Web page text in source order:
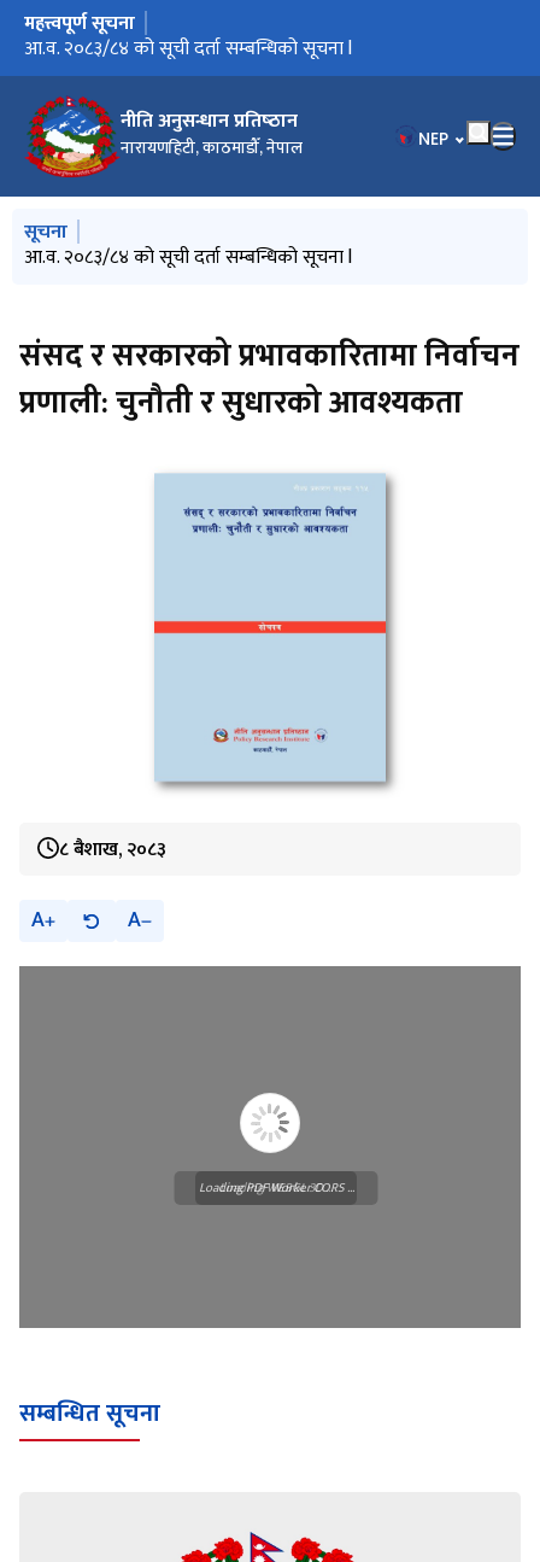
नीति अनुसन्धान प्रतिष्‍ठान
नारायणहिटी, काठमाडौँ, नेपाल भाषा चयन गर्नुहोस्
NEP
मुख्य नेभिगेसनमा जानुहोस्
महत्त्वपूर्ण सूचना
आ.व. २०८३/८४ को सूची दर्ता सम्बन्धिको सूचना l
मुख्य नेभिगेसनमा जानुहोस्
सूचना
आ.व. २०८३/८४ को सूची दर्ता सम्बन्धिको सूचना l
संसद र सरकारको प्रभावकारितामा निर्वाचन
प्रणाली: चुनौती र सुधारको आवश्यकता
८ बैशाख, २०८३
A A
Loading WEBGL 3D ...
Loading PDF Worker CORS ...
सम्बन्धित सूचना